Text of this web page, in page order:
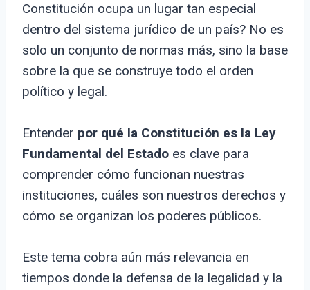
Constitución ocupa un lugar tan especial
dentro del sistema jurídico de un país? No es
solo un conjunto de normas más, sino la base
sobre la que se construye todo el orden
político y legal.
Entender por qué la Constitución es la Ley
Fundamental del Estado es clave para
comprender cómo funcionan nuestras
instituciones, cuáles son nuestros derechos y
cómo se organizan los poderes públicos.
Este tema cobra aún más relevancia en
tiempos donde la defensa de la legalidad y la